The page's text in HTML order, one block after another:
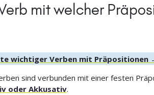
mit welcher
wichtiger Verben mit Präpositionen
sind verbunden mit einer festen
oder Akkusativ.